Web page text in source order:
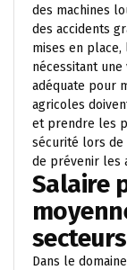
des machines
des accidents
mises en
nécessitant
adéquate pour
agricoles
et prendre les
sécurité lors de
de prévenir les
Salaire
secteurs
Dans le